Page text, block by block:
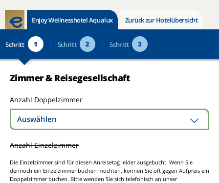
Enjoy Wellnesshotel Aqualux Zurück zur Hotelübersicht
Schritt 1 Schritt 2 Schritt 3
Zimmer & Reisegesellschaft
Anzahl Doppelzimmer
Auswählen
Anzahl Einzelzimmer
Die Einzelzimmer sind für diesen Anreisetag leider ausgebucht. Wenn Sie
dennoch ein Einzelzimmer buchen möchten, können Sie oft gegen Aufpreis ein
Doppelzimmer buchen. Bitte wenden Sie sich telefonisch an unser